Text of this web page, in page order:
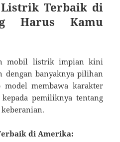
Terbaik di
Harus Kamu
mobil listrik impian kini
dengan banyaknya pilihan
membawa karakter
pemiliknya tentang
di Amerika: